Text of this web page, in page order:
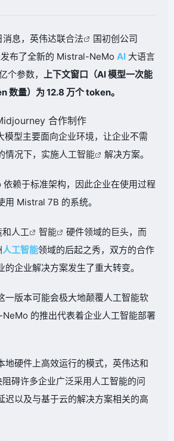
消息，英伟达联合法
国初创公司
布了全新的 Mistral-NeMo AI 大语言
个参数， 上下文窗口（AI 模型一次能
数量）为 12.8 万个 token。
合作制作
型主要面向企业环境，让企业不需
情况下，实施人工智能 解决方案。
赖于标准架构，因此企业在使用过程
用 Mistral 7B 的系统。
和人工 智能
硬件领域的巨头，而
人工智能领域的后起之秀，双方的合作
的企业解决方案发生了重大转变。
一版本可能会极大地颠覆人工智能软
的推出代表着企业人工智能部署
地硬件上高效运行的模式，英伟达和
碍许多企业广泛采用人工智能的问
迟以及与基于云的解决方案相关的高